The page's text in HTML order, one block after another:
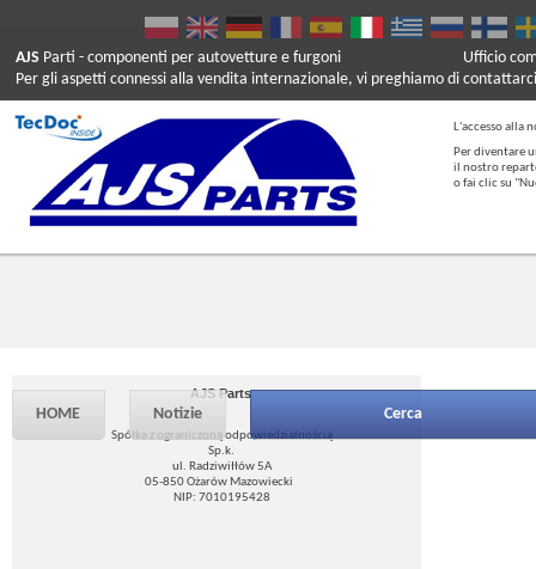
AJS Parti - componenti per autovetture e furgoni
Per gli aspetti connessi alla vendita internazionale, vi preghiamo di
Ufficio
L'accesso alla
Per diventare
il nostro
o fai clic su
HOME Notizie Cerca
AJS Parts
Spółka z ograniczoną odpowiedzialnością
Sp.k.
ul. Radziwiłłów 5A
05-850 Ożarów Mazowiecki
NIP: 7010195428